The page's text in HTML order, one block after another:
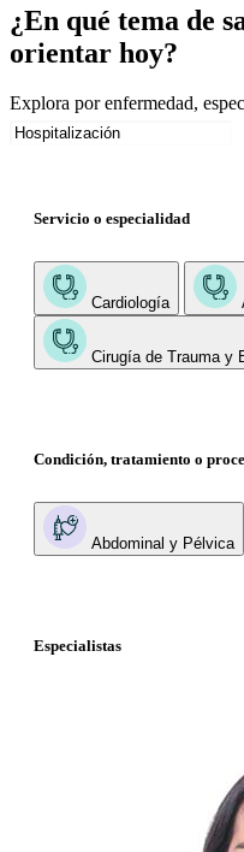
¿En qué tema de
orientar hoy?
Explora por enfermedad,
Servicio o especialidad
Cardiología
Cirugía de Trauma y
Condición, tratamiento o
Abdominal y Pélvica
Especialistas